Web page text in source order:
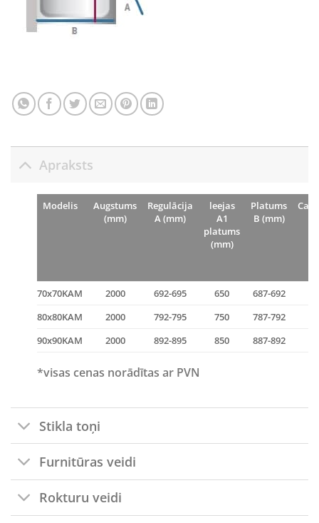
Apraksts
Modelis
Augstums
(mm)
Regulācija
A (mm)
leejas
A1
platums
(mm)
Platums
B (mm)
70x70KAM 2000 692-695 650 687-692
80x80KAM 2000 792-795 750 787-792
90x90KAM 2000 892-895 850 887-892
*visas cenas norādītas ar PVN
Stikla toņi
Furnitūras veidi
Rokturu veidi